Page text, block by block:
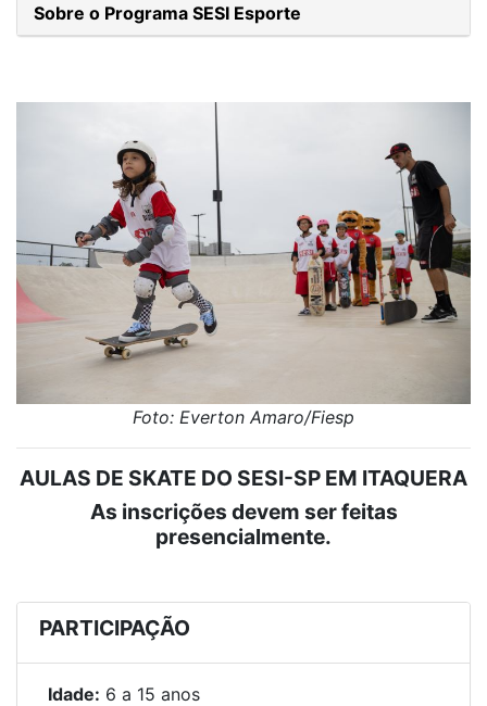
Sobre o Programa SESI Esporte
Foto: Everton Amaro/Fiesp
AULAS DE SKATE DO SESI-SP EM ITAQUERA
As inscrições devem ser feitas
presencialmente.
PARTICIPAÇÃO
Idade: 6 a 15 anos